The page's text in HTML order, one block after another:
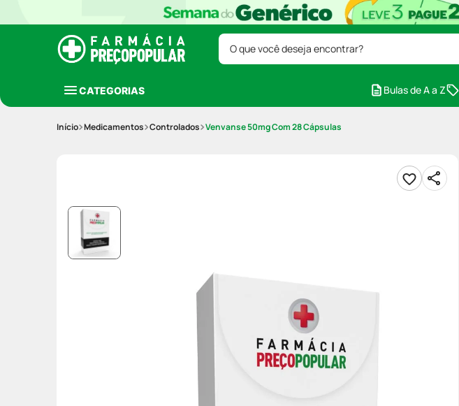
O que você deseja encontrar?
CATEGORIAS Bulas de A a Z
Medicamentos Controlados Venvanse 50mg Com 28 Cápsulas